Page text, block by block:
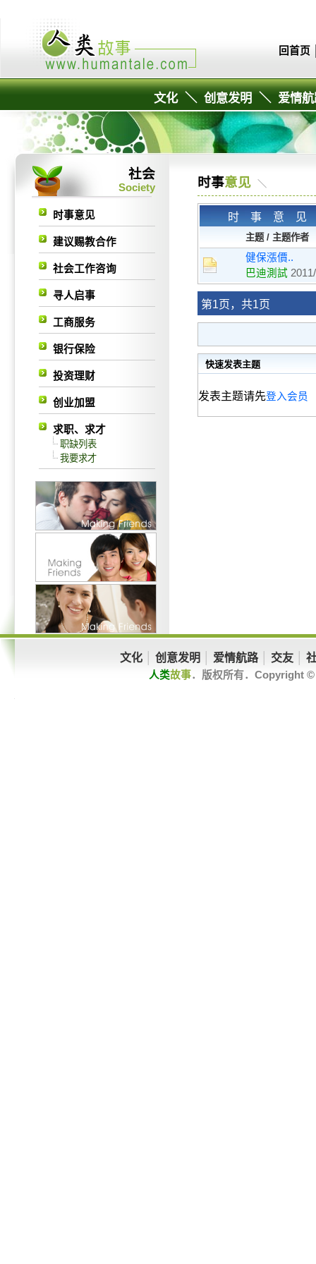
回首页
文化 ＼ 创意发明 ＼ 爱情
社会
Society
时事意见
建议赐教合作
社会工作咨询
寻人启事
工商服务
银行保险
投资理财
创业加盟
求职、求才
职缺列表
我要求才
时事意见 ＼
时事意
主题 / 主题作者
健保漲價..
巴迪測試
第1页，共1页
快速发表主题
发表主题请先登入会员
文化 │创意发明 爱情航路│ 交友
人类故事．版权所有．Copyright